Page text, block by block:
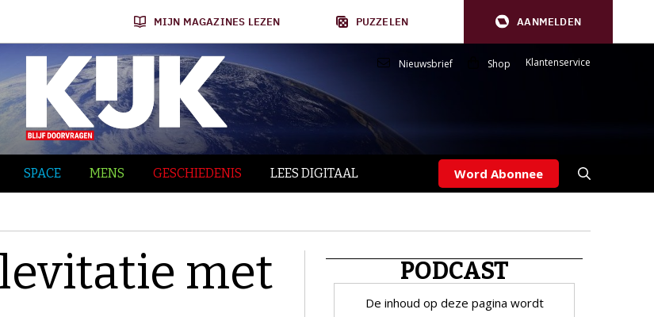
MIJN MAGAZINES LEZEN PUZZELEN AANMELDEN
Nieuwsbrief Shop Klantenservice
SPACE MENS GESCHIEDENIS LEES DIGITAAL Word Abonnee
met PODCAST
De inhoud op deze pagina wordt